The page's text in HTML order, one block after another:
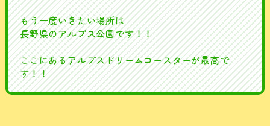
もう一度いきたい場所は
長野県のアルプス公園です！！
ここにあるアルプスドリームコースターが最高で
す！！